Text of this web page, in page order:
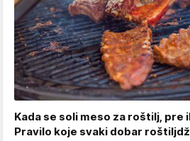
Kada se soli meso za roštilj, pre
Pravilo koje svaki dobar